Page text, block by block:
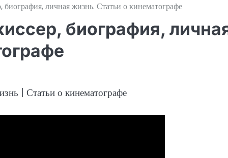
личная жизнь. Статьи о кинематографе
биография,